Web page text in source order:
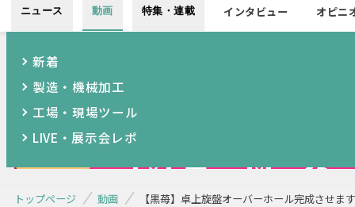
ニュース 動画 特集・連載 インタビュー オピニ
新着
製造・機械加工
工場・現場ツール
LIVE・展示会レポ
トップページ 動画 【黒苺】卓上旋盤オーバーホール完成させま